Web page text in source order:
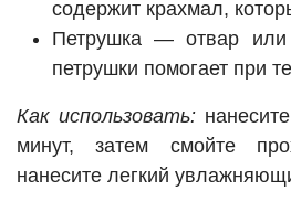
содержит крахмал,
Петрушка — отвар
петрушки помогает при
Как использовать:
минут, затем смойте
нанесите легкий